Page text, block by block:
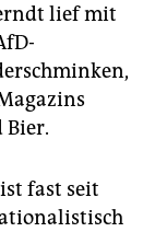
lief mit
Bier.
fast seit